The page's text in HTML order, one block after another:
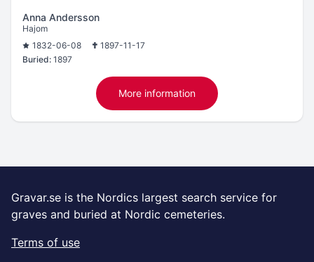
Anna Andersson
Hajom
1832-06-08
1897-11-17
Buried: 1897
More information
Gravar.se is the Nordics largest search service for
graves and buried at Nordic cemeteries.
Terms of use